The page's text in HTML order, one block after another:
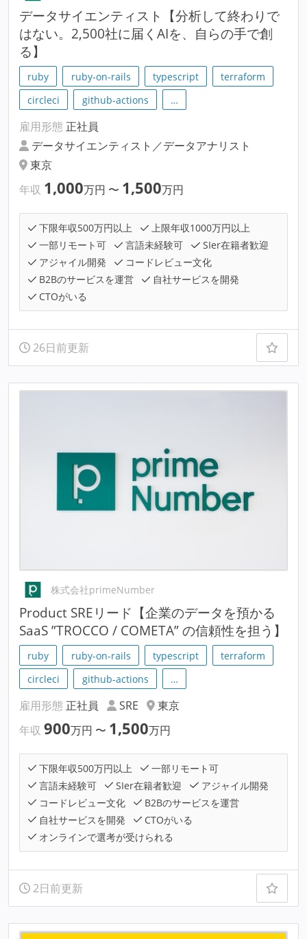
データサイエンティスト【分析して終わりで
はない。2,500社に届くAIを、自らの手で創
る】
ruby ruby-on-rails typescript
terraform
circleci
github-actions …
雇用形態 正社員
データサイエンティスト／データアナリスト
東京
年収 1,000万円 〜 1,500万円
下限年収500万円以上
上限年収1000万円以上
一部リモート可
言語未経験可
SIer在籍者歓迎
アジャイル開発
コードレビュー文化
B2Bのサービスを運営
自社サービスを開発
CTOがいる
26日前更新
株式会社primeNumber
Product SREリード【企業のデータを預かる
SaaS ”TROCCO / COMETA” の信頼性を担う】
ruby ruby-on-rails typescript
terraform
circleci
github-actions …
雇用形態 正社員 SRE
東京
年収 900万円 〜 1,500万円
下限年収500万円以上
一部リモート可
言語未経験可
SIer在籍者歓迎
アジャイル開発
コードレビュー文化
B2Bのサービスを運営
自社サービスを開発
CTOがいる
オンラインで選考が受けられる
2日前更新